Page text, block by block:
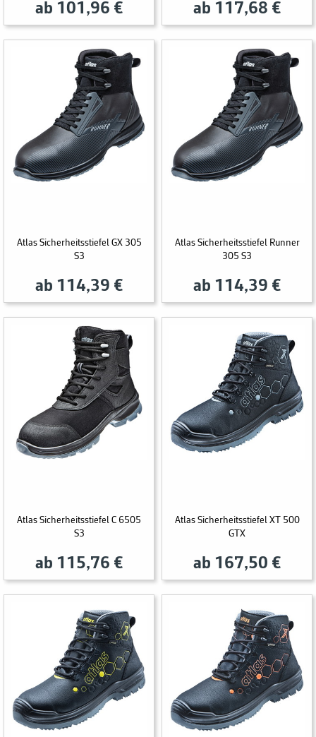
ab 101,96 € ab 117,68 €
Atlas Sicherheitsstiefel GX 305
S3
ab 114,39 €
Atlas Sicherheitsstiefel Runner
305 S3
ab 114,39 €
Atlas Sicherheitsstiefel C 6505
S3
ab 115,76 €
Atlas Sicherheitsstiefel XT 500
GTX
ab 167,50 €